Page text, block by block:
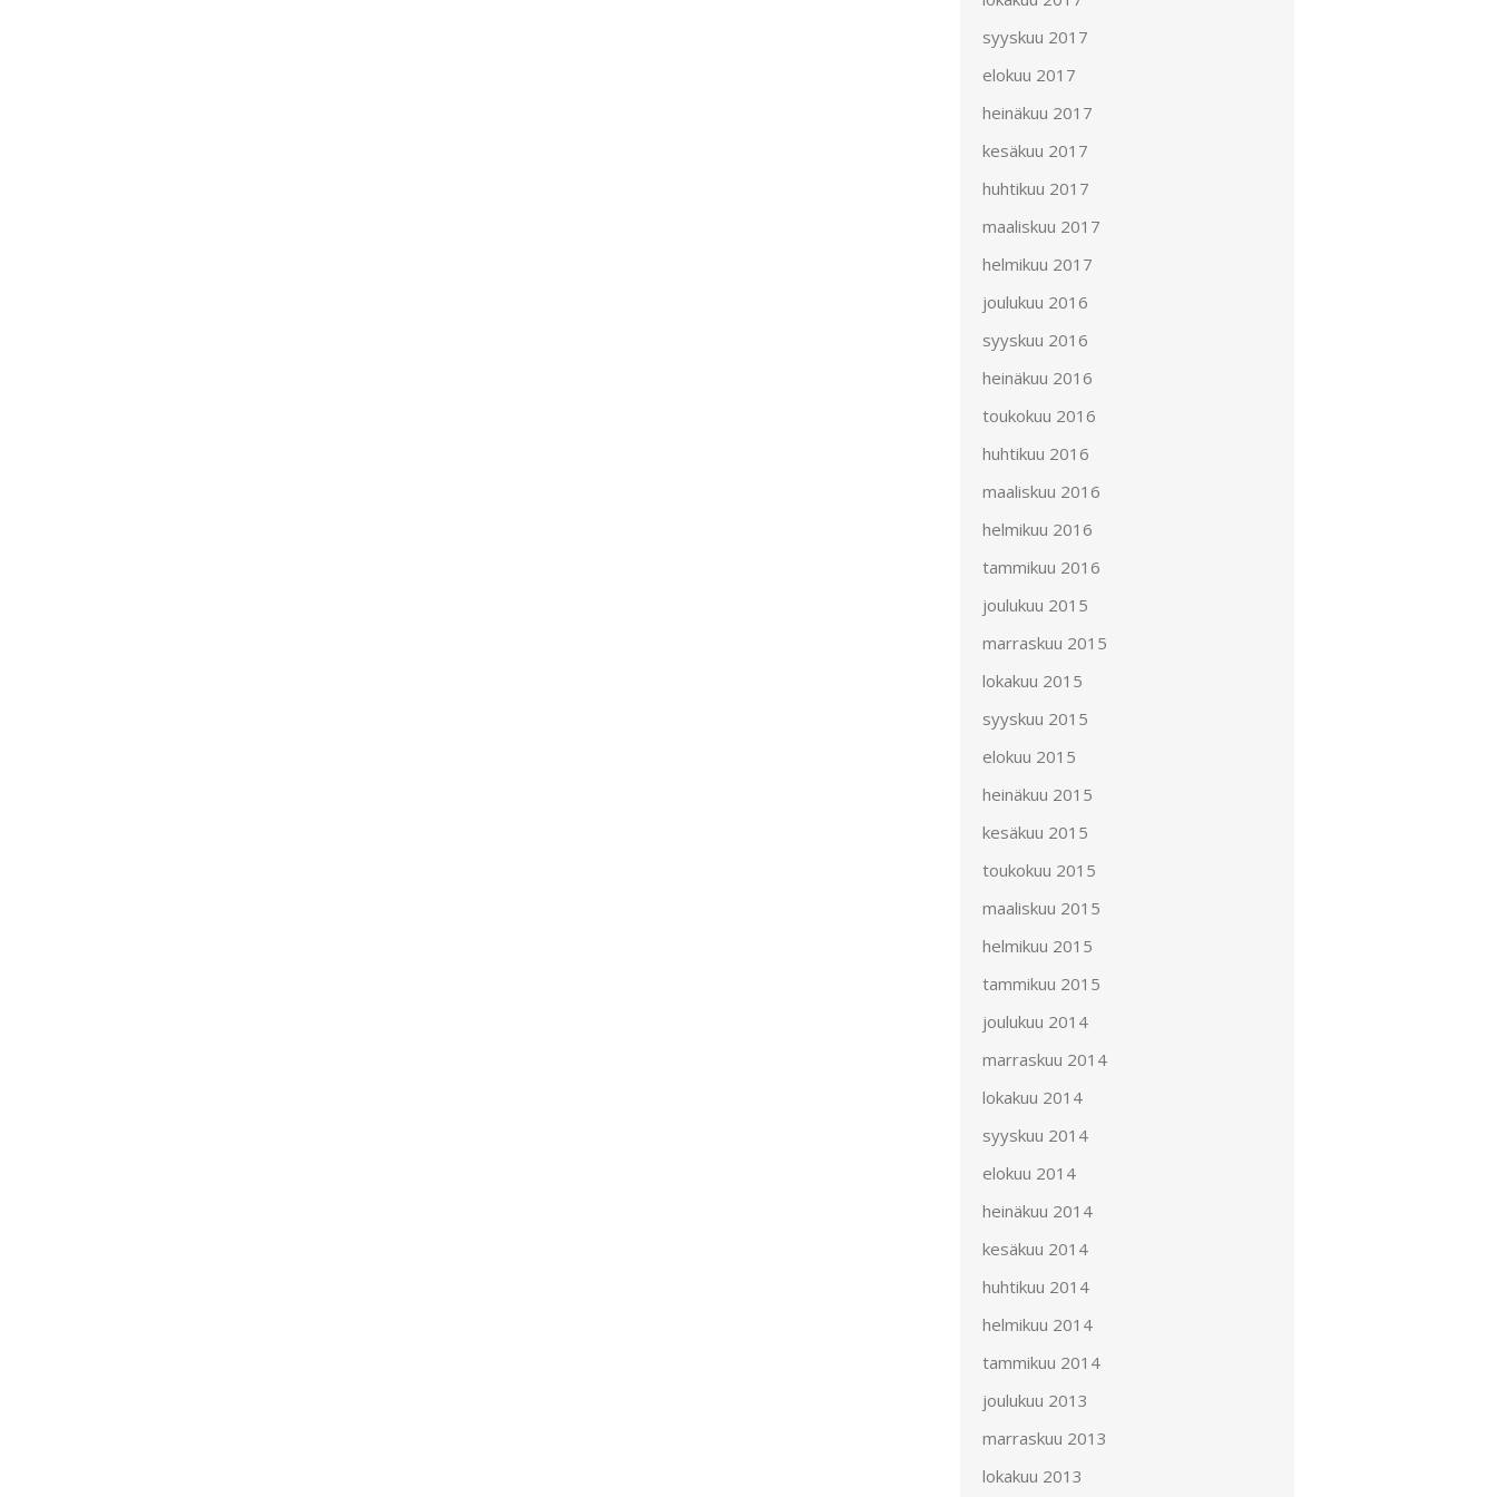
syyskuu 2017
elokuu 2017
heinäkuu 2017
kesäkuu 2017
huhtikuu 2017
maaliskuu 2017
helmikuu 2017
joulukuu 2016
syyskuu 2016
heinäkuu 2016
toukokuu 2016
huhtikuu 2016
maaliskuu 2016
helmikuu 2016
tammikuu 2016
joulukuu 2015
marraskuu 2015
lokakuu 2015
syyskuu 2015
elokuu 2015
heinäkuu 2015
kesäkuu 2015
toukokuu 2015
maaliskuu 2015
helmikuu 2015
tammikuu 2015
joulukuu 2014
marraskuu 2014
lokakuu 2014
syyskuu 2014
elokuu 2014
heinäkuu 2014
kesäkuu 2014
huhtikuu 2014
helmikuu 2014
tammikuu 2014
joulukuu 2013
marraskuu 2013
lokakuu 2013